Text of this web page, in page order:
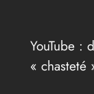
YouTube :
« chasteté